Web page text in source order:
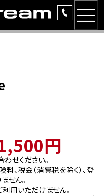
円
せください。
、税金（消費税を除く）、登
せん。
用いただけません。
南
一覧